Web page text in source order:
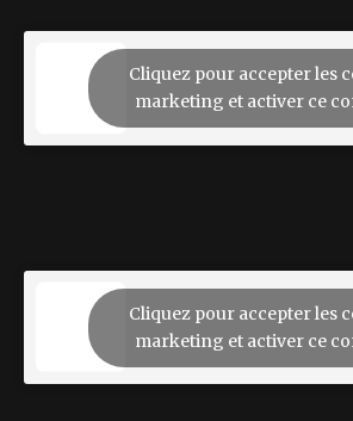
Cliquez pour accepter les
marketing et activer ce
Cliquez pour accepter les
marketing et activer ce